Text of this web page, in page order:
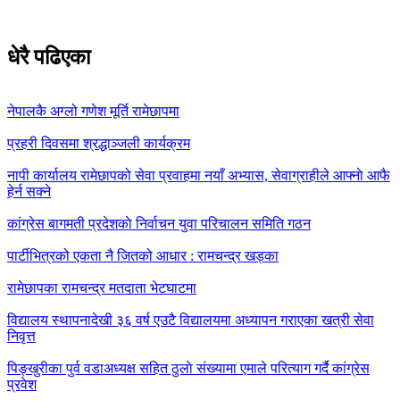
धेरै पढिएका
नेपालकै अग्लो गणेश मूर्ति रामेछापमा
प्रहरी दिवसमा श्रद्धाञ्जली कार्यक्रम
नापी कार्यालय रामेछापको सेवा प्रवाहमा नयाँ अभ्यास, सेवाग्राहीले आफ्नाे आफै
हेर्न सक्ने
कांग्रेस बागमती प्रदेशकाे निर्वाचन युवा परिचालन समिति गठन
पार्टीभित्रको एकता नै जितको आधार : रामचन्द्र खड्का
रामेछापका रामचन्द्र मतदाता भेटघाटमा
विद्यालय स्थापनादेखी ३६ वर्ष एउटै विद्यालयमा अध्यापन गराएका खत्री सेवा
निवृत्त
पिङ्खुरीका पुर्व वडाअध्यक्ष सहित ठुलाे संख्यामा एमाले परित्याग गर्दै कांग्रेस
प्रवेश